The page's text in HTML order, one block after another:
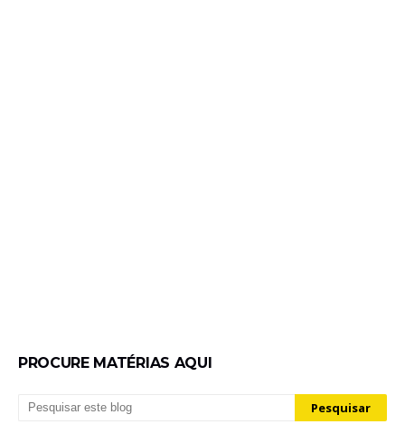
PROCURE MATÉRIAS AQUI